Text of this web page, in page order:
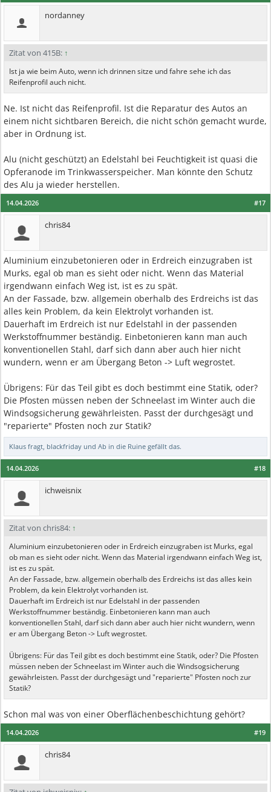
nordanney
Zitat von 415B: ↑
Ist ja wie beim Auto, wenn ich drinnen sitze und fahre sehe ich das
Reifenprofil auch nicht.
Ne. Ist nicht das Reifenprofil. Ist die Reparatur des Autos an
einem nicht sichtbaren Bereich, die nicht schön gemacht wurde,
aber in Ordnung ist.
Alu (nicht geschützt) an Edelstahl bei Feuchtigkeit ist quasi die
Opferanode im Trinkwasserspeicher. Man könnte den Schutz
des Alu ja wieder herstellen.
#17
14.04.2026
chris84
Aluminium einzubetonieren oder in Erdreich einzugraben ist
Murks, egal ob man es sieht oder nicht. Wenn das Material
irgendwann einfach Weg ist, ist es zu spät.
An der Fassade, bzw. allgemein oberhalb des Erdreichs ist das
alles kein Problem, da kein Elektrolyt vorhanden ist.
Dauerhaft im Erdreich ist nur Edelstahl in der passenden
Werkstoffnummer beständig. Einbetonieren kann man auch
konventionellen Stahl, darf sich dann aber auch hier nicht
wundern, wenn er am Übergang Beton -> Luft wegrostet.
Übrigens: Für das Teil gibt es doch bestimmt eine Statik, oder?
Die Pfosten müssen neben der Schneelast im Winter auch die
Windsogsicherung gewährleisten. Passt der durchgesägt und
"reparierte" Pfosten noch zur Statik?
Klaus fragt, blackfriday und Ab in die Ruine gefällt das.
#18
14.04.2026
ichweisnix
Zitat von chris84: ↑
Aluminium einzubetonieren oder in Erdreich einzugraben ist Murks, egal
ob man es sieht oder nicht. Wenn das Material irgendwann einfach Weg ist,
ist es zu spät.
An der Fassade, bzw. allgemein oberhalb des Erdreichs ist das alles kein
Problem, da kein Elektrolyt vorhanden ist.
Dauerhaft im Erdreich ist nur Edelstahl in der passenden
Werkstoffnummer beständig. Einbetonieren kann man auch
konventionellen Stahl, darf sich dann aber auch hier nicht wundern, wenn
er am Übergang Beton -> Luft wegrostet.
Übrigens: Für das Teil gibt es doch bestimmt eine Statik, oder? Die Pfosten
müssen neben der Schneelast im Winter auch die Windsogsicherung
gewährleisten. Passt der durchgesägt und "reparierte" Pfosten noch zur
Statik?
Schon mal was von einer Oberflächenbeschichtung gehört?
#19
14.04.2026
chris84